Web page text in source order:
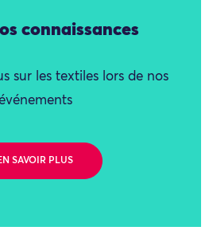
connaissances
sur les textiles lors de nos
SAVOIR PLUS